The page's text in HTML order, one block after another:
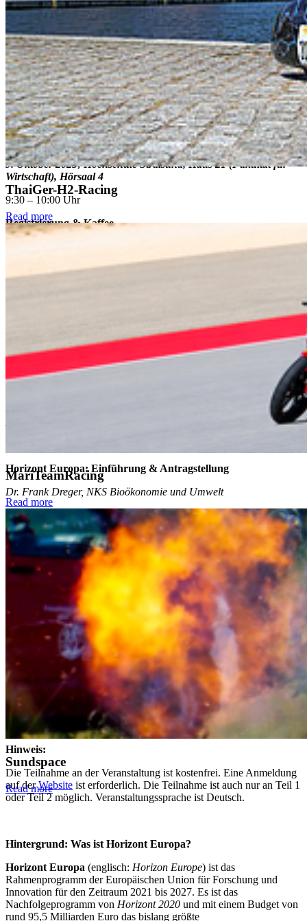
ThaiGer-H2-Racing
Read more
MariTeamRacing
Read more
Sundspace
Read more
Destination 7 (Innovative Governance, Umweltbeobachtung &
digitale Lösungen für den Green Deal).
Die Agenda
Informationsveranstaltung
Cluster 6 „Lebensmittel, Bioökonomie, natürliche Ressourcen,
Landwirtschaft und Umwelt“
9. Oktober 2025; Hochschule Stralsund, Haus 21 (Fakultät für
Wirtschaft), Hörsaal 4
9:30 – 10:00 Uhr
Registrierung & Kaffee
Begrüßung und Vorstellung Hochschule Stralsund
Grußwort Ministerium für Wissenschaft, Kultur, Bundes und
Europaangelegenheiten Mecklenburg-Vorpommern
Abteilungsleiter 3 - Wissenschaft und Forschung, Hochschulen
Horizont Europa: Einführung & Antragstellung
Dr. Frank Dreger, NKS Bioökonomie und Umwelt
11:30 – 12:00 Uhr
Paludi4All – Erfahrungsbericht einer erfolgreichen
Antragstellung in Koordination
Dr. Boris Vashev, Fachagentur Nachwachsende Rohstoffe e.V.
12:00 – 12:30 Uhr Q & A 12:30 – 13:30 Uhr Lunch & Networking
13:30 – 15:00 Uhr
Aktuelle Ausschreibungen im Arbeitsprogramm 2026/2027
Dr. Frank Dreger, NKS Bioökonomie und Umwelt
15:00 – 15:15Uhr Abschluss & Ausblick ab 15:15Uhr
Möglichkeit der individuellen Beratung
Bitte bei der Anmeldung angeben
Hinweis:
Die Teilnahme an der Veranstaltung ist kostenfrei. Eine Anmeldung
auf derWebsite ist erforderlich. Die Teilnahme ist auch nur an Teil 1
oder Teil 2 möglich. Veranstaltungssprache ist Deutsch.
Hintergrund: Was ist Horizont Europa?
Horizont Europa (englisch: Horizon Europe) ist das
Rahmenprogramm der Europäischen Union für Forschung und
Innovation für den Zeitraum 2021 bis 2027. Es ist das
Nachfolgeprogramm von Horizont 2020 und mit einem Budget von
rund 95,5 Milliarden Euro das bislang größte